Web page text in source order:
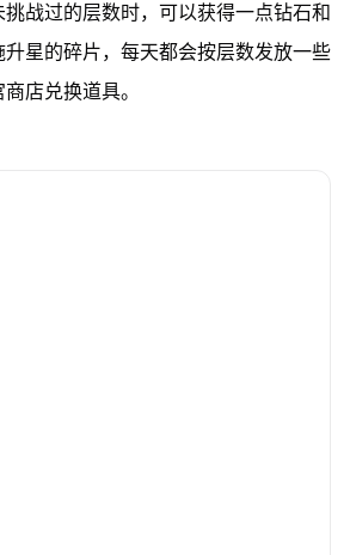
战过的层数时，可以获得一点钻石和
星的碎片，每天都会按层数发放一些
店兑换道具。